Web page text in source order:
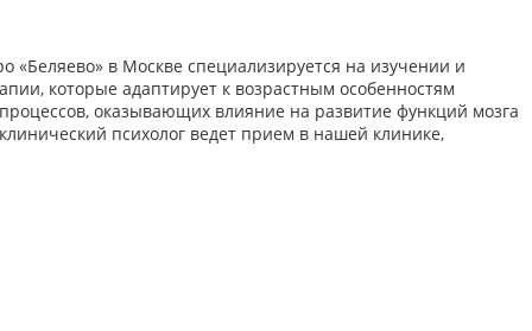
«Беляево» в Москве специализируется на изучении и
которые адаптирует к возрастным особенностям
оказывающих влияние на развитие функций мозга
психолог ведет прием в нашей клинике,